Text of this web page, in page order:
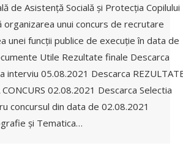
de Asistență Socială și Protecția Copilului
organizarea unui concurs de recrutare
unei funcții publice de execuție în data de
Utile Rezultate finale Descarca
interviu 05.08.2021 Descarca
CONCURS 02.08.2021 Descarca Selectia
concursul din data de 02.08.2021
și Tematica…